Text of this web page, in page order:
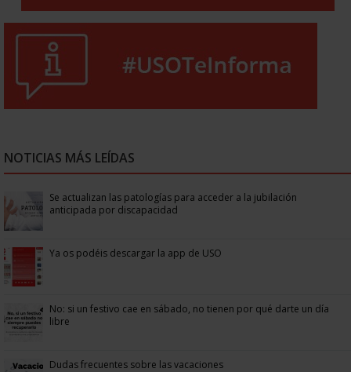
NOTICIAS MÁS LEÍDAS
Se actualizan las patologías para acceder a la jubilación
anticipada por discapacidad
Ya os podéis descargar la app de USO
No: si un festivo cae en sábado, no tienen por qué darte un día
libre
Dudas frecuentes sobre las vacaciones